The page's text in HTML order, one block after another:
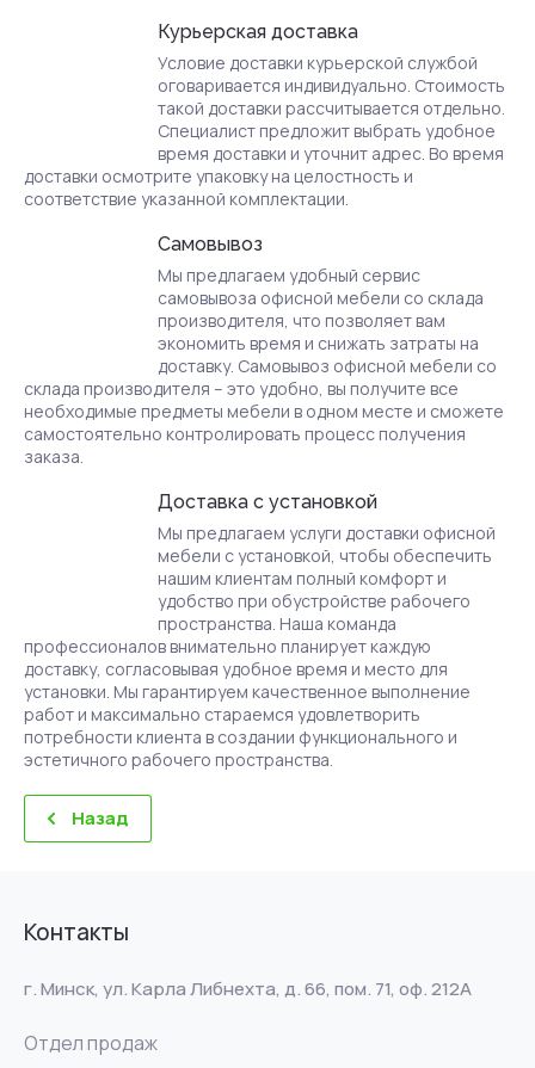
Курьерская доставка
Условие доставки курьерской службой
оговаривается индивидуально. Стоимость
такой доставки рассчитывается отдельно.
Специалист предложит выбрать удобное
время доставки и уточнит адрес. Во время
доставки осмотрите упаковку на целостность и
соответствие указанной комплектации.
Самовывоз
Мы предлагаем удобный сервис
самовывоза офисной мебели со склада
производителя, что позволяет вам
экономить время и снижать затраты на
доставку. Самовывоз офисной мебели со
склада производителя – это удобно, вы получите все
необходимые предметы мебели в одном месте и сможете
самостоятельно контролировать процесс получения
заказа.
Доставка с установкой
Мы предлагаем услуги доставки офисной
мебели с установкой, чтобы обеспечить
нашим клиентам полный комфорт и
удобство при обустройстве рабочего
пространства. Наша команда
профессионалов внимательно планирует каждую
доставку, согласовывая удобное время и место для
установки. Мы гарантируем качественное выполнение
работ и максимально стараемся удовлетворить
потребности клиента в создании функционального и
эстетичного рабочего пространства.
Назад
Контакты
г. Минск, ул. Карла Либнехта, д. 66, пом. 71, оф. 212А
Отдел продаж